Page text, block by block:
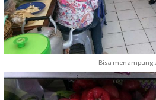
Bisa menampung